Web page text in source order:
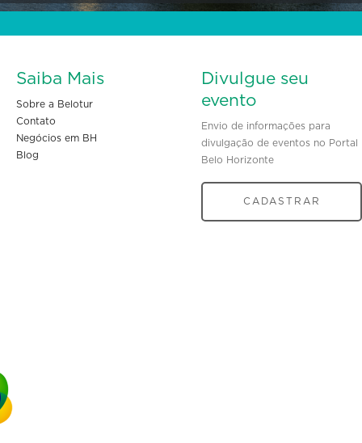
Saiba Mais
Sobre a Belotur
Contato
Negócios em BH
Blog
Divulgue seu
evento
Envio de informações para
divulgação de eventos no Portal
Belo Horizonte
CADASTRAR